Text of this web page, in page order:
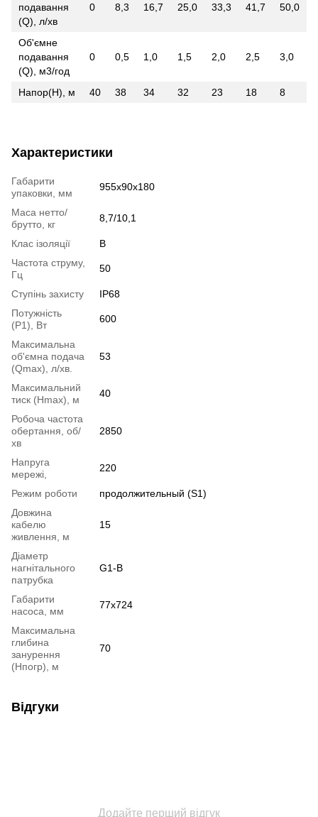
подавання
(Q), л/хв
0 8,3 16,7 25,0 33,3 41,7 50,0
Об'ємне
подавання
(Q), м3/год
0 0,5 1,0 1,5 2,0 2,5 3,0
Напор(Н), м 40 38 34 32 23 18 8
Характеристики
Габарити
упаковки, мм
955х90х180
Маса нетто/
брутто, кг
8,7/10,1
Клас ізоляції
В
Частота струму,
Гц
50
Ступінь захисту
IP68
Потужність
(Р1), Вт
600
Максимальна
об'ємна подача
(Qmax), л/хв.
53
Максимальний
тиск (Нmax), м
40
Робоча частота
обертання, об/
хв
2850
Напруга
мережі,
220
Режим роботи
продолжительный (S1)
Довжина
кабелю
живлення, м
15
Діаметр
нагнітального
патрубка
G1-B
Габарити
насоса, мм
77x724
Максимальна
глибина
занурення
(Нпогр), м
70
Відгуки
Додайте перший відгук